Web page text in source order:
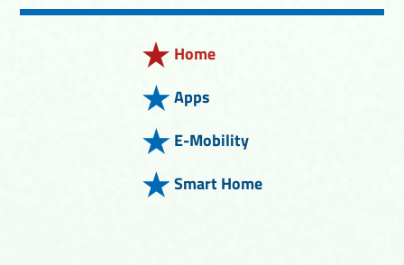
Home
Apps
E-Mobility
Smart Home